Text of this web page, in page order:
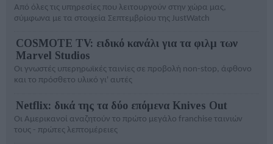
Από όλες τις υπηρεσίες που λειτουργούν στην χώρα μας,
σύμφωνα με τα στοιχεία Σεπτεμβρίου της JustWatch
COSMOTE TV: ειδικό κανάλι για τα φιλμ των
Marvel Studios
Οι γνωστές υπερηρωϊκές ταινίες σε προβολή non-stop, άφθονο
και το πρόσθετο υλικό γι' αυτές
Netflix: δικά της τα δύο επόμενα Knives Out
Οι Αμερικανοί αναζητούν το πρώτο μεγάλο franchise ταινιών
τους - πρώτες λεπτομέρειες